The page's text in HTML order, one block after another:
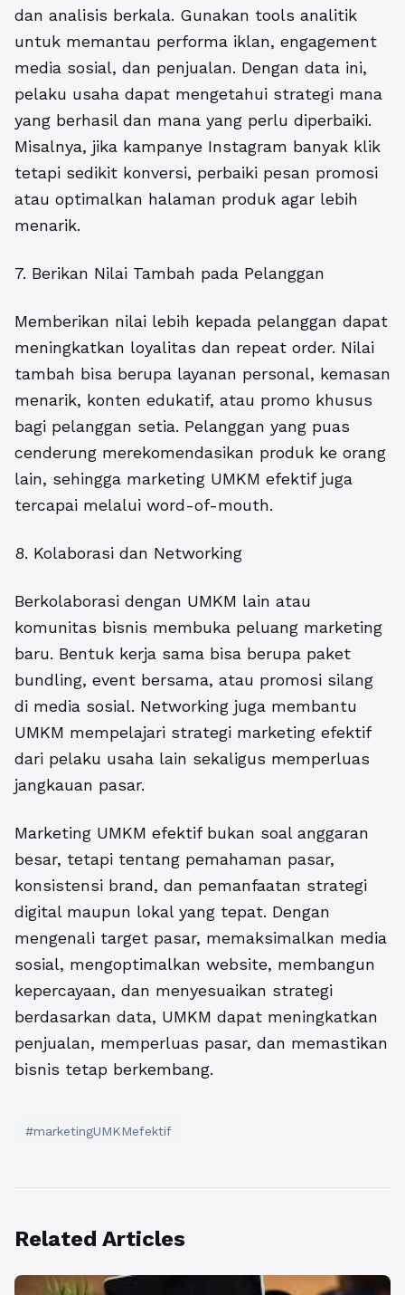
dan analisis berkala. Gunakan tools analitik
untuk memantau performa iklan, engagement
media sosial, dan penjualan. Dengan data ini,
pelaku usaha dapat mengetahui strategi mana
yang berhasil dan mana yang perlu diperbaiki.
Misalnya, jika kampanye Instagram banyak klik
tetapi sedikit konversi, perbaiki pesan promosi
atau optimalkan halaman produk agar lebih
menarik.
7. Berikan Nilai Tambah pada Pelanggan
Memberikan nilai lebih kepada pelanggan dapat
meningkatkan loyalitas dan repeat order. Nilai
tambah bisa berupa layanan personal, kemasan
menarik, konten edukatif, atau promo khusus
bagi pelanggan setia. Pelanggan yang puas
cenderung merekomendasikan produk ke orang
lain, sehingga marketing UMKM efektif juga
tercapai melalui word-of-mouth.
8. Kolaborasi dan Networking
Berkolaborasi dengan UMKM lain atau
komunitas bisnis membuka peluang marketing
baru. Bentuk kerja sama bisa berupa paket
bundling, event bersama, atau promosi silang
di media sosial. Networking juga membantu
UMKM mempelajari strategi marketing efektif
dari pelaku usaha lain sekaligus memperluas
jangkauan pasar.
Marketing UMKM efektif bukan soal anggaran
besar, tetapi tentang pemahaman pasar,
konsistensi brand, dan pemanfaatan strategi
digital maupun lokal yang tepat. Dengan
mengenali target pasar, memaksimalkan media
sosial, mengoptimalkan website, membangun
kepercayaan, dan menyesuaikan strategi
berdasarkan data, UMKM dapat meningkatkan
penjualan, memperluas pasar, dan memastikan
bisnis tetap berkembang.
#marketingUMKMefektif
Related Articles